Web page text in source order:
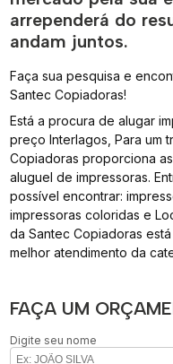
arrependerá do
andam juntos.
Faça sua pesquisa e
Santec Copiadoras!
Está a procura de alugar
preço Interlagos, Para um
Copiadoras proporciona
aluguel de impressoras.
possível encontrar:
impressoras coloridas e
da Santec Copiadoras
melhor atendimento da
FAÇA UM
Digite seu nome